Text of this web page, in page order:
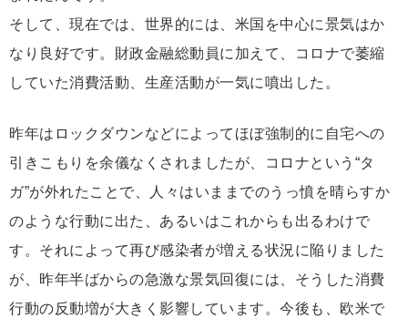
そして、現在では、世界的には、米国を中心に景気はか
なり良好です。財政金融総動員に加えて、コロナで萎縮
していた消費活動、生産活動が一気に噴出した。
昨年はロックダウンなどによってほぼ強制的に自宅への
引きこもりを余儀なくされましたが、コロナという“タ
ガ”が外れたことで、人々はいままでのうっ憤を晴らすか
のような行動に出た、あるいはこれからも出るわけで
す。それによって再び感染者が増える状況に陥りました
が、昨年半ばからの急激な景気回復には、そうした消費
行動の反動増が大きく影響しています。今後も、欧米で